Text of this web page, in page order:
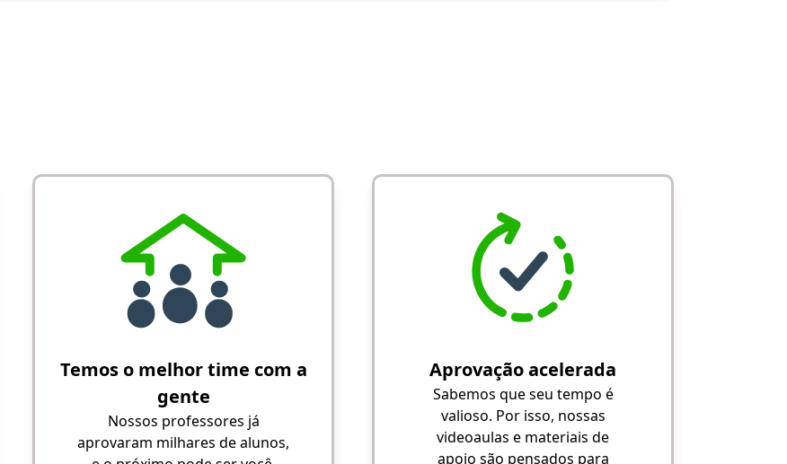
Temos o melhor time com a
gente
Nossos professores já
aprovaram milhares de alunos,
Aprovação acelerada
Sabemos que seu tempo é
valioso. Por isso, nossas
videoaulas e materiais de
apoio são pensados para